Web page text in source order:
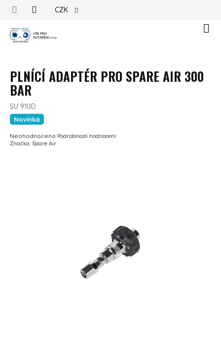
CZK
PLNÍCÍ ADAPTÉR PRO SPARE AIR 300
BAR
SU 910D
Novinka
Průměrné hodnocení produktu je 0,0 z 5 hvězdiček.
Neohodnoceno Podrobnosti hodnocení
Značka: Spare Air